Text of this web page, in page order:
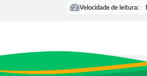
Velocidade de leitura: